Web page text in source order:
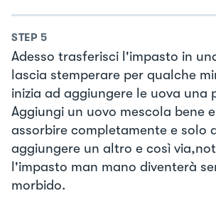
STEP 5
Adesso trasferisci l'impasto in
lascia stemperare per qualche
inizia ad aggiungere le uova una
Aggiungi un uovo mescola bene
assorbire completamente e solo
aggiungere un altro e così
l'impasto man mano diventerà
morbido.